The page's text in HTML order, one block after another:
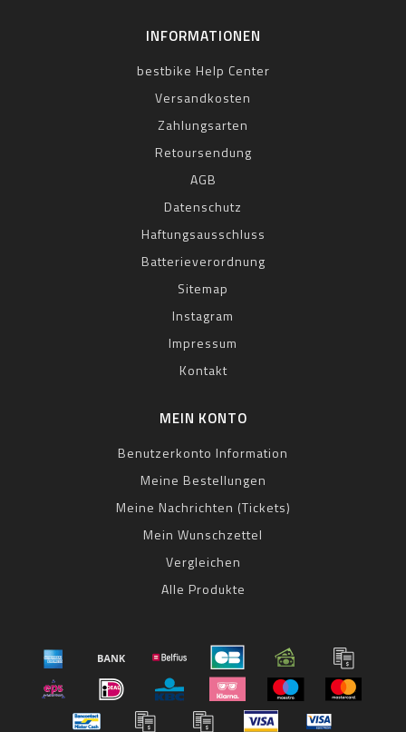
INFORMATIONEN
bestbike Help Center
Versandkosten
Zahlungsarten
Retoursendung
AGB
Datenschutz
Haftungsausschluss
Batterieverordnung
Sitemap
Instagram
Impressum
Kontakt
MEIN KONTO
Benutzerkonto Information
Meine Bestellungen
Meine Nachrichten (Tickets)
Mein Wunschzettel
Vergleichen
Alle Produkte